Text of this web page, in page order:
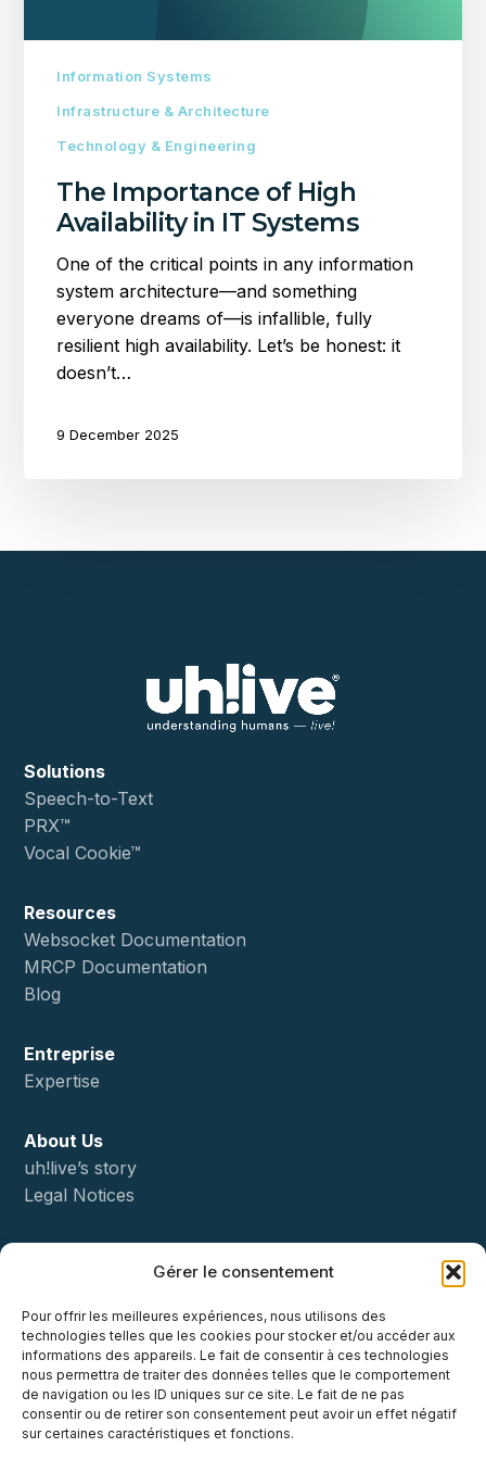
Gérer le consentement
Pour offrir les meilleures expériences, nous utilisons des
technologies telles que les cookies pour stocker et/ou accéder aux
informations des appareils. Le fait de consentir à ces technologies
nous permettra de traiter des données telles que le comportement
de navigation ou les ID uniques sur ce site. Le fait de ne pas
consentir ou de retirer son consentement peut avoir un effet négatif
sur certaines caractéristiques et fonctions.
Information Systems
Infrastructure & Architecture
Technology & Engineering
The Importance of High
Availability in IT Systems
One of the critical points in any information
system architecture—and something
everyone dreams of—is infallible, fully
resilient high availability. Let’s be honest: it
doesn’t…
9 December 2025
Solutions
Speech-to-Text
PRX™
Vocal Cookie™
Resources
Websocket Documentation
MRCP Documentation
Blog
Entreprise
Expertise
About Us
uh!live’s story
Legal Notices
Contact